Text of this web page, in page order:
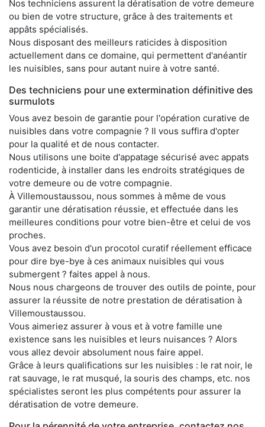
Nos techniciens assurent la dératisation de votre demeure
ou bien de votre structure, grâce à des traitements et
appâts spécialisés.
Nous disposant des meilleurs raticides à disposition
actuellement dans ce domaine, qui permettent d'anéantir
les nuisibles, sans pour autant nuire à votre santé.
Des techniciens pour une extermination définitive des
surmulots
Vous avez besoin de garantie pour l'opération curative de
nuisibles dans votre compagnie ? Il vous suffira d'opter
pour la qualité et de nous contacter.
Nous utilisons une boite d'appatage sécurisé avec appats
rodenticide, à installer dans les endroits stratégiques de
votre demeure ou de votre compagnie.
À Villemoustaussou, nous sommes à même de vous
garantir une dératisation réussie, et effectuée dans les
meilleures conditions pour votre bien-être et celui de vos
proches.
Vous avez besoin d'un procotol curatif réellement efficace
pour dire bye-bye à ces animaux nuisibles qui vous
submergent ? faites appel à nous.
Nous nous chargeons de trouver des outils de pointe, pour
assurer la réussite de notre prestation de dératisation à
Villemoustaussou.
Vous aimeriez assurer à vous et à votre famille une
existence sans les nuisibles et leurs nuisances ? Alors
vous allez devoir absolument nous faire appel.
Grâce à leurs qualifications sur les nuisibles : le rat noir, le
rat sauvage, le rat musqué, la souris des champs, etc. nos
spécialistes seront les plus compétents pour assurer la
dératisation de votre demeure.